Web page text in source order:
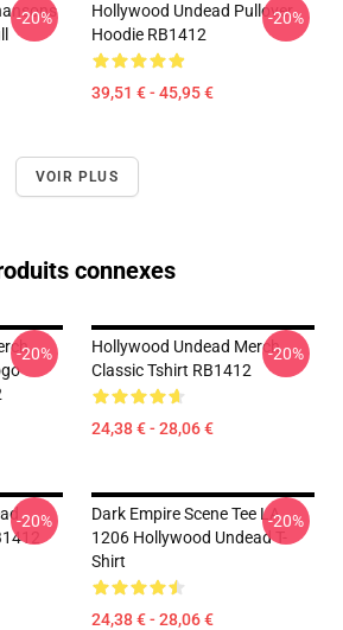
-20%
Hollywood Undead Pullover
Hoodie RB1412
39,51 € - 45,95 €
-20%
VOIR PLUS
connexes
-20%
Hollywood Undead Merch
Classic Tshirt RB1412
24,38 € - 28,06 €
-20%
-20%
Dark Empire Scene Tee LA
1206 Hollywood Undead T-
Shirt
24,38 € - 28,06 €
-20%